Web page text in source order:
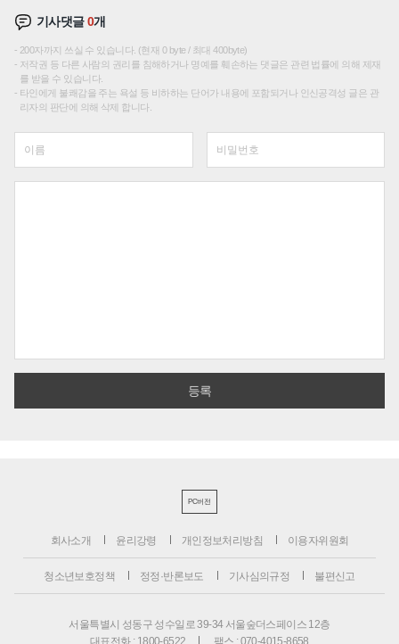
기사댓글0개
200자까지 쓰실 수 있습니다. (현재 0 byte / 최대 400byte)
저작권 등 다른 사람의 권리를 침해하거나 명예를 훼손하는 댓글은 관련 법률에 의해 제재
를 받을 수 있습니다.
타인에게 불쾌감을 주는 욕설 등 비하하는 단어가 내용에 포함되거나 인신공격성 글은 관
리자의 판단에 의해 삭제 합니다.
PC버전
회사소개 윤리강령 개인정보처리방침 이용자위원회
청소년보호정책 정정·반론보도 기사심의규정 불편신고
서울특별시 성동구 성수일로 39-34 서울숲더스페이스 12층